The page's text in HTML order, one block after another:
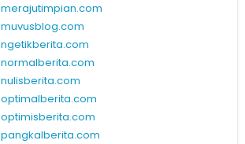
merajutimpian.com
muvusblog.com
ngetikberita.com
normalberita.com
nulisberita.com
optimalberita.com
optimisberita.com
pangkalberita.com